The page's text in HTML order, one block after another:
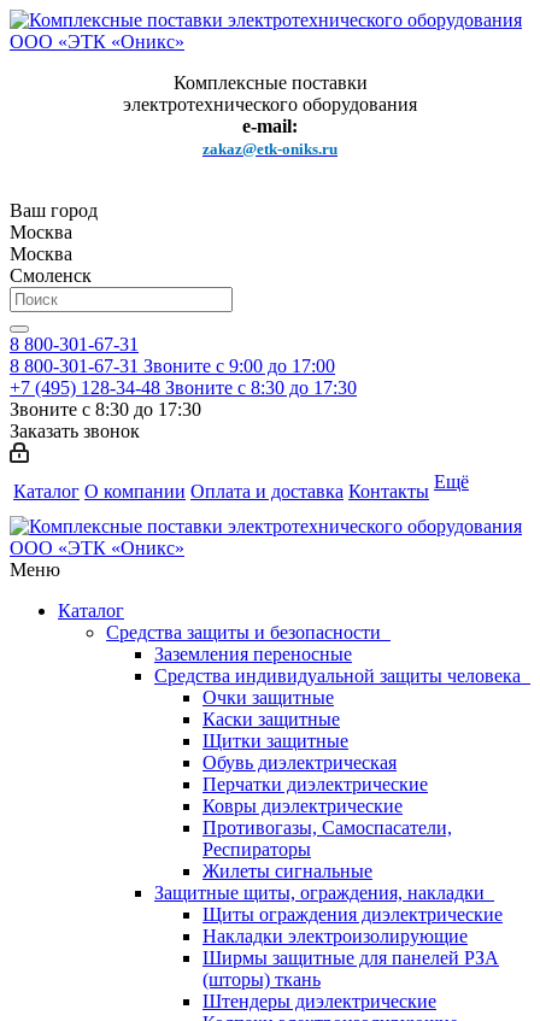
Комплексные поставки
электротехнического оборудования
e-mail:
zakaz@etk-oniks.ru
Ваш город
Москва
Москва
Смоленск
8 800-301-67-31
8 800-301-67-31 Звоните с 9:00 до 17:00
+7 (495) 128-34-48 Звоните с 8:30 до 17:30
Звоните с 8:30 до 17:30
Заказать звонок
Каталог О компании Оплата и доставка Контакты Ещё
Меню
Каталог
Средства защиты и безопасности
Заземления переносные
Средства индивидуальной защиты человека
Очки защитные
Каски защитные
Щитки защитные
Обувь диэлектрическая
Перчатки диэлектрические
Ковры диэлектрические
Противогазы, Самоспасатели,
Респираторы
Жилеты сигнальные
Защитные щиты, ограждения, накладки
Щиты ограждения диэлектрические
Накладки электроизолирующие
Ширмы защитные для панелей РЗА
(шторы) ткань
Штендеры диэлектрические